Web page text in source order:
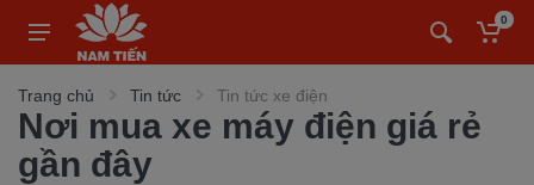
0
Trang chủ Tin tức Tin tức xe điện
Nơi mua xe máy điện giá rẻ
gần đây